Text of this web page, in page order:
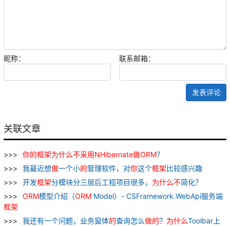
昵称： 联系邮箱：
发表评论
关联文章
你的框架为什么不采用NHibernate做ORM？
我最近想做一个小的管理软件，对你这个框架比较感兴趣
开发框架分模块分三层后工程项目很多， 为什么不简化？
ORM模型介绍（ORM Model）- CSFramework.WebApi服务端
框架
我还有一个问题，业务窗体的查询怎么做的？ 为什么Toolbar上